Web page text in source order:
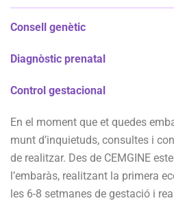
Consell genètic
Diagnòstic prenatal
Control gestacional
En el moment que et quedes
munt d’inquietuds, consultes i
de realitzar. Des de CEMGINE
l’embaràs, realitzant la primera
les 6-8 setmanes de gestació i